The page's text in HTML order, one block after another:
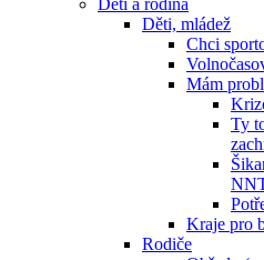
Děti a rodina
Děti, mládež
Chci
Mám
Ty
Kraje pro
Rodiče